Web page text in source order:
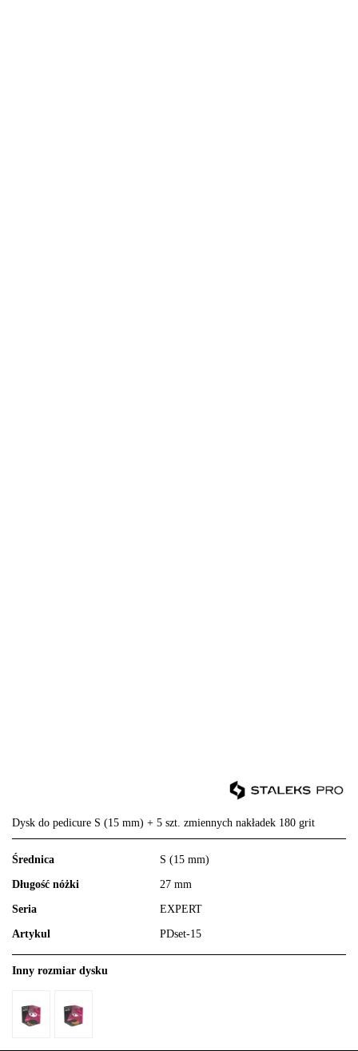
Dysk do pedicure S (15 mm) + 5 szt. zmiennych nakładek 180 grit
Średnica S (15 mm)
Długość nóżki 27 mm
Seria EXPERT
Artykul PDset-15
Inny rozmiar dysku